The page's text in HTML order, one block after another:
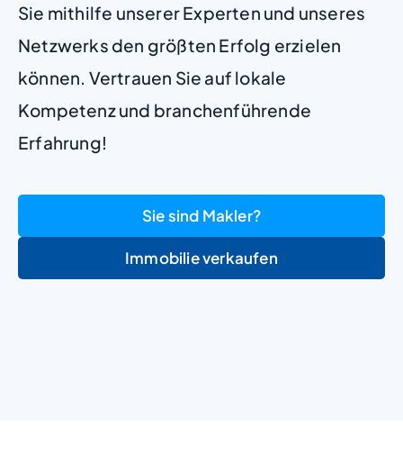
Sie mithilfe unserer Experten und unseres
Netzwerks den größten Erfolg erzielen
können. Vertrauen Sie auf lokale
Kompetenz und branchenführende
Erfahrung!
Sie sind Makler?
Immobilie verkaufen